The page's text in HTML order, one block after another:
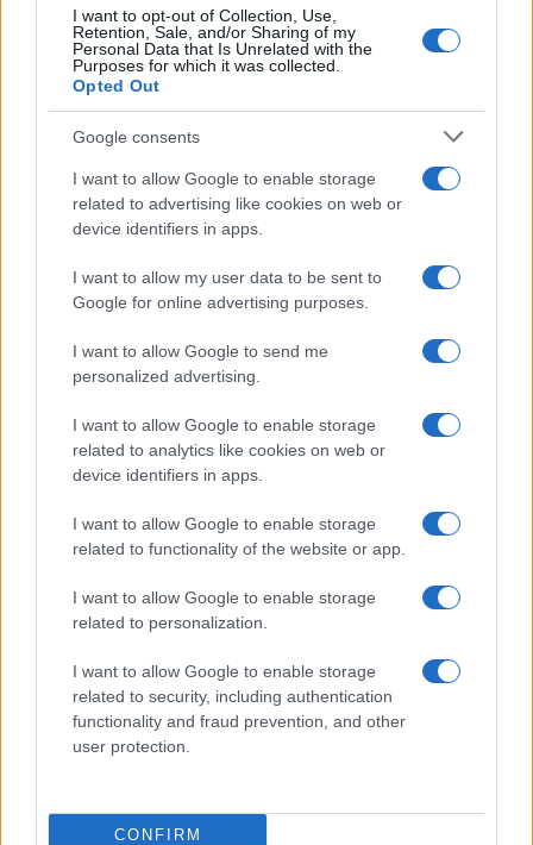
I want to opt-out of Collection, Use,
Retention, Sale, and/or Sharing of my
Personal Data that Is Unrelated with the
Purposes for which it was collected.
Opted Out
Google consents
I want to allow Google to enable storage
related to advertising like cookies on web or
device identifiers in apps.
I want to allow my user data to be sent to
Google for online advertising purposes.
I want to allow Google to send me
personalized advertising.
I want to allow Google to enable storage
related to analytics like cookies on web or
device identifiers in apps.
I want to allow Google to enable storage
related to functionality of the website or app.
I want to allow Google to enable storage
related to personalization.
I want to allow Google to enable storage
related to security, including authentication
functionality and fraud prevention, and other
user protection.
CONFIRM
Compra tu coche de segunda mano en
Heycar
¿Estás pensando en renovar tu coche? Apostar por…
Guía definitiva para comprar coches
Aprende a evaluar la calidad, seguridad y garantías…
AUTOMOVIL